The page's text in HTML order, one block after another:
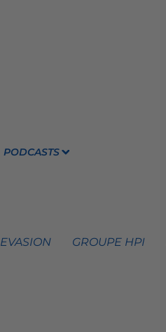
PODCASTS
GROUPE HPI